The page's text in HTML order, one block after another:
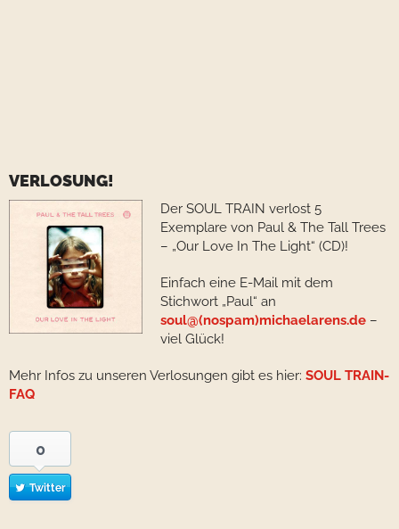
VERLOSUNG!
Der SOUL TRAIN verlost 5
Exemplare von Paul & The Tall Trees
– „Our Love In The Light“ (CD)!
Einfach eine E-Mail mit dem
Stichwort „Paul“ an
soul@(nospam)michaelarens.de –
viel Glück!
Mehr Infos zu unseren Verlosungen gibt es hier: SOUL TRAIN-
FAQ
0
Twitter